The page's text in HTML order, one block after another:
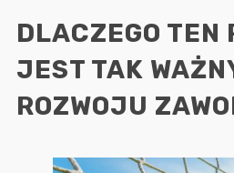
DLACZEGO TEN
JEST TAK
ROZWOJU